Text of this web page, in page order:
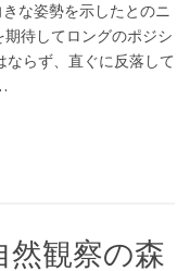
な姿勢を示したとのニ
期待してロングのポジシ
ならず、直ぐに反落して
観察の森